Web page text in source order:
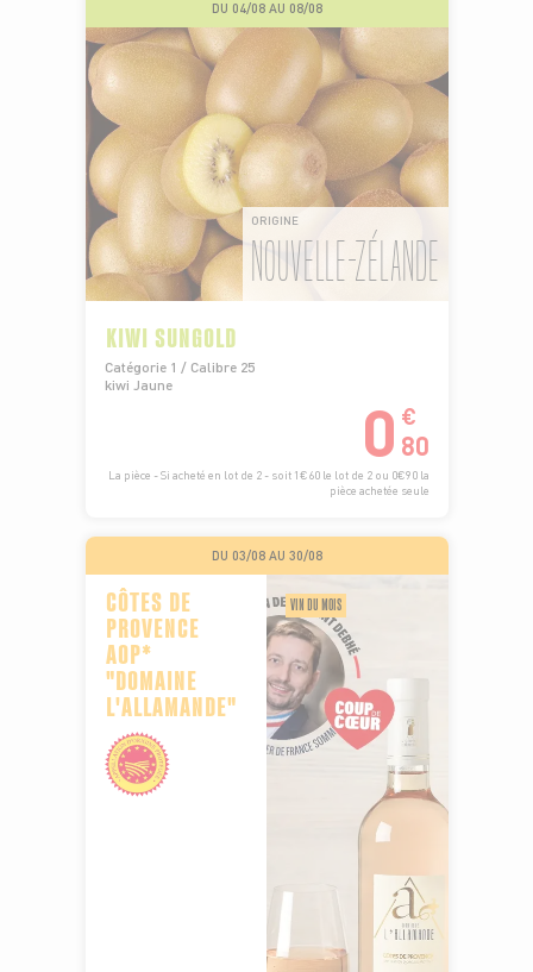
DU 04/08 AU 08/08
ORIGINE
NOUVELLE-ZÉLANDE
KIWI SUNGOLD
Catégorie 1 / Calibre 25
kiwi Jaune
0 €
80
La pièce - Si acheté en lot de 2 - soit 1€60 le lot de 2 ou 0€90 la
pièce achetée seule
DU 03/08 AU 30/08
CÔTES DE
PROVENCE
AOP*
"DOMAINE
L'ALLAMANDE"
VIN DU MOIS